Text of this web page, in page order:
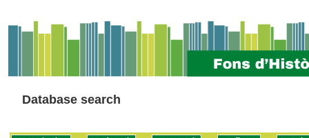
Database search